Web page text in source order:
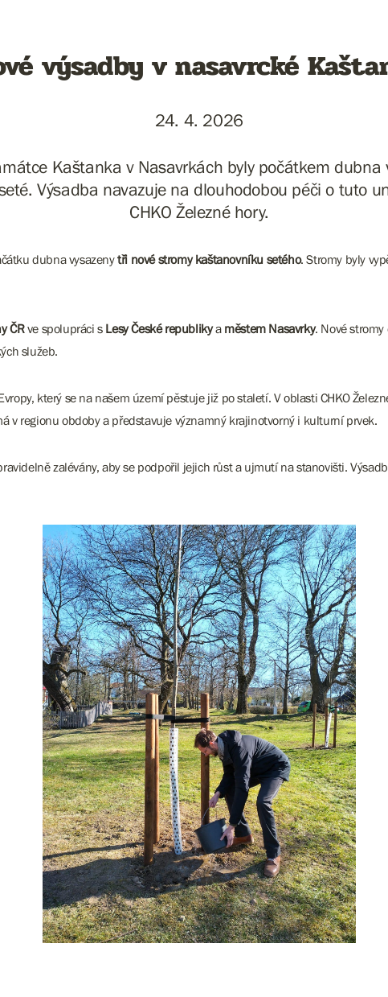
výsadby v nasavrcké
24. 4. 2026
Kaštanka v Nasavrkách byly počátkem dubna
Výsadba navazuje na dlouhodobou péči o tuto
CHKO Železné hory.
dubna vysazenytři nové stromy kaštanovníku setého. Stromy byly
ČRve spolupráci s Lesy České republikya městem Nasavrky. Nové
služeb.
který se na našem území pěstuje již po staletí. V oblasti CHKO
v regionu obdoby a představuje významný krajinotvorný i kulturní prvek.
zalévány, aby se podpořil jejich růst a ujmutí na stanovišti.